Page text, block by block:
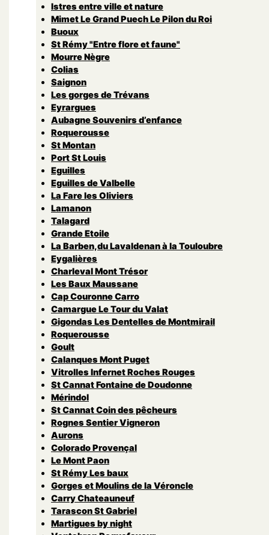
Istres entre ville et nature
Mimet Le Grand Puech Le Pilon du Roi
Buoux
St Rémy "Entre flore et faune"
Mourre Nègre
Colias
Saignon
Les gorges de Trévans
Eyrargues
Aubagne Souvenirs d’enfance
Roquerousse
St Montan
Port St Louis
Eguilles
Eguilles de Valbelle
La Fare les Oliviers
Lamanon
Talagard
Grande Etoile
La Barben,du Lavaldenan à la Touloubre
Eygalières
Charleval Mont Trésor
Les Baux Maussane
Cap Couronne Carro
Camargue Le Tour du Valat
Gigondas Les Dentelles de Montmirail
Roquerousse
Goult
Calanques Mont Puget
Vitrolles Infernet Roches Rouges
St Cannat Fontaine de Doudonne
Mérindol
St Cannat Coin des pêcheurs
Rognes Sentier Vigneron
Aurons
Colorado Provençal
Le Mont Paon
St Rémy Les baux
Gorges et Moulins de la Véroncle
Carry Chateauneuf
Tarascon St Gabriel
Martigues by night